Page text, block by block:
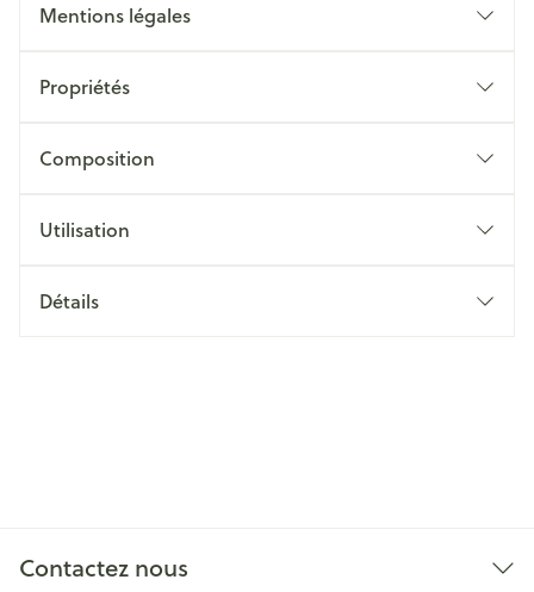
Mentions légales
Propriétés
Composition
Utilisation
Détails
Contactez nous